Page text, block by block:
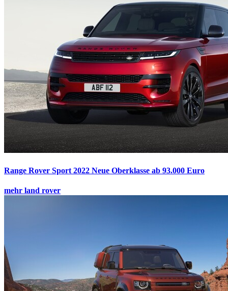
Range Rover Sport 2022 Neue Oberklasse ab 93.000 Euro
mehr land rover